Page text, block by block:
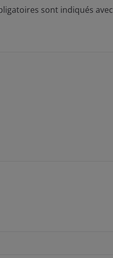
sont indiqués avec